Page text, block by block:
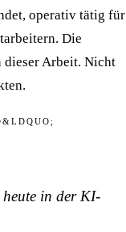
operativ tätig für
Die
Arbeit. Nicht
heute in der KI-